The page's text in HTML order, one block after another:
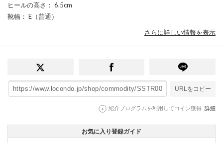
ヒールの高さ ： 6.5cm
靴幅 ： E（普通）
さらに詳しい情報を表示
URLをコピー
紹介プログラムを利用してコイン獲得 詳細
お気に入り登録ガイド